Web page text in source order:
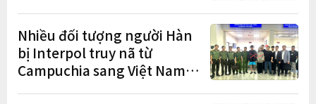
Nhiều đối tượng người Hàn
bị Interpol truy nã từ
Campuchia sang Việt Nam